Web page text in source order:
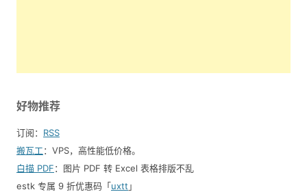
好物推荐
订阅： RSS
搬瓦工：VPS，高性能低价格。️
白描 PDF：图片 PDF 转 Excel 表格排版不乱
estk 专属 9 折优惠码「uxtt 」